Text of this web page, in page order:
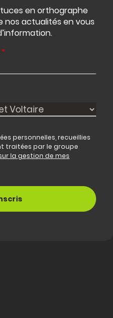
en orthographe
nos actualités en vous
*
personnelles, recueillies
traitées par le groupe
la gestion de mes